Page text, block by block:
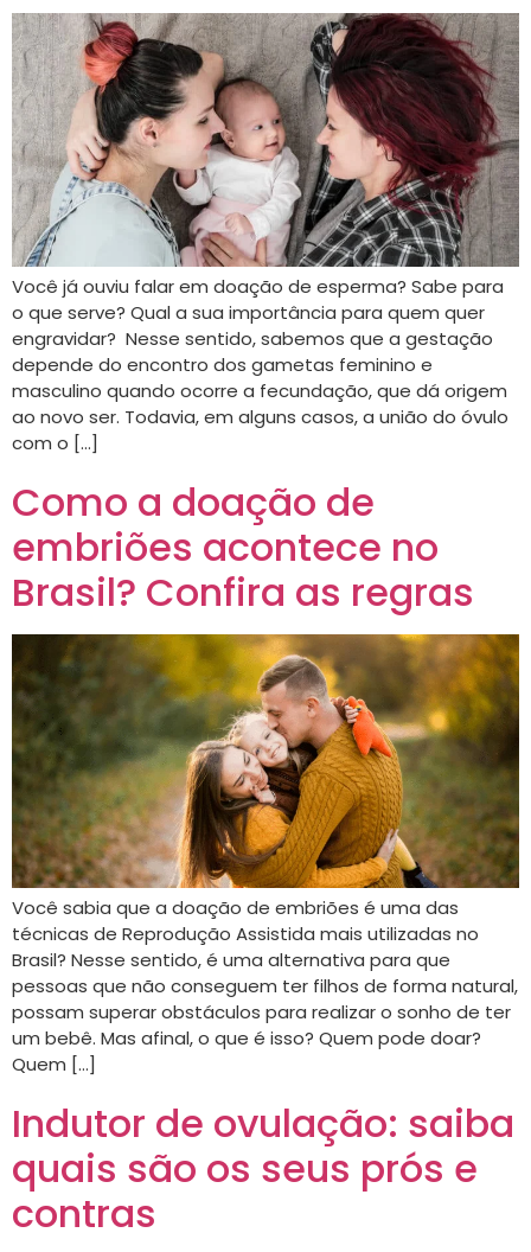
Você já ouviu falar em doação de esperma? Sabe para
o que serve? Qual a sua importância para quem quer
engravidar? Nesse sentido, sabemos que a gestação
depende do encontro dos gametas feminino e
masculino quando ocorre a fecundação, que dá origem
ao novo ser. Todavia, em alguns casos, a união do óvulo
com o […]
Como a doação de
embriões acontece no
Brasil? Confira as regras
Você sabia que a doação de embriões é uma das
técnicas de Reprodução Assistida mais utilizadas no
Brasil? Nesse sentido, é uma alternativa para que
pessoas que não conseguem ter filhos de forma natural,
possam superar obstáculos para realizar o sonho de ter
um bebê. Mas afinal, o que é isso? Quem pode doar?
Quem […]
Indutor de ovulação: saiba
quais são os seus prós e
contras